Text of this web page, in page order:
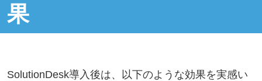
果
SolutionDesk導入後は、以下のような効果を実感い